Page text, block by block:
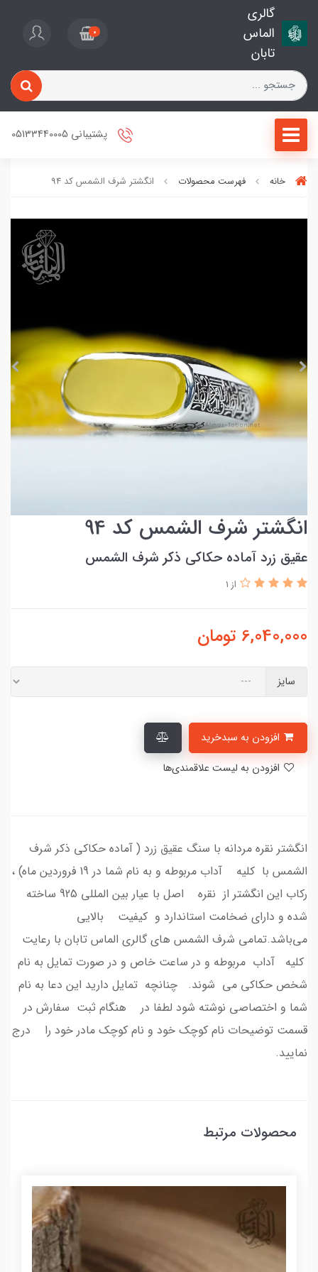
گالری
الماس
تابان
0
پشتیبانی 05133440005
خانه فهرست محصولات انگشتر شرف الشمس کد 94
انگشتر شرف الشمس کد 94
عقیق زرد آماده حکاکی ذکر شرف الشمس
از 1
6,040,000 تومان
سایز
انگشتر نقره مردانه با سنگ عقیق زرد ( آماده حکاکی ذکر شرف
الشمس با کلیه آداب مربوطه و به نام شما در 19 فروردین ماه) ،
رکاب این انگشتر از نقره اصل با عیار بین المللی 925 ساخته
شده و دارای ضخامت استاندارد و کیفیت بالایی
می‌باشد.تمامی شرف الشمس های گالری الماس تابان با رعایت
کلیه آداب مربوطه و در ساعت خاص و در صورت تمایل به نام
شخص حکاکی می شوند. چنانچه تمایل دارید این دعا به نام
شما و اختصاصی نوشته شود لطفا در هنگام ثبت سفارش در
قسمت توضیحات نام کوچک خود و نام کوچک مادر خود را درج
نمایید.
محصولات مرتبط